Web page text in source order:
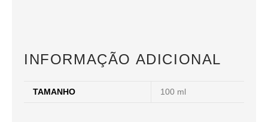
INFORMAÇÃO ADICIONAL
TAMANHO 100 ml